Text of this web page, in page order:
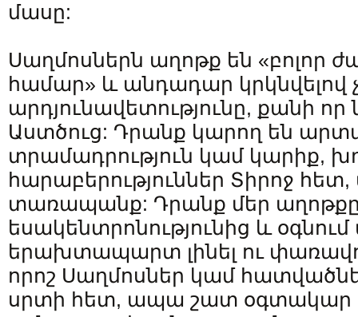
մասը:
Սաղմոսներն աղոթք են «բոլոր
համար» և անդադար կրկնվելով
արդյունավետությունը, քանի որ
Աստծուց: Դրանք կարող են
տրամադրություն կամ կարիք,
հարաբերություններ Տիրոջ
տառապանք: Դրանք մեր աղոթքը
եսակենտրոնությունից և օգնում
երախտապարտ լինել ու
որոշ Սաղմոսներ կամ
սրտի հետ, ապա շատ օգտակար